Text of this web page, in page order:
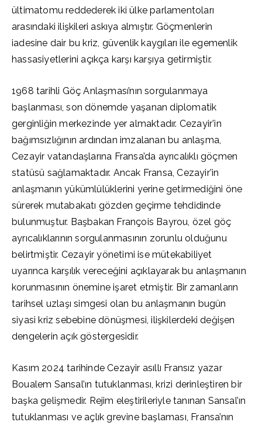
ültimatomu reddederek iki ülke parlamentoları
arasındaki ilişkileri askıya almıştır. Göçmenlerin
iadesine dair bu kriz, güvenlik kaygıları ile egemenlik
hassasiyetlerini açıkça karşı karşıya getirmiştir.
1968 tarihli Göç Anlaşması’nın sorgulanmaya
başlanması, son dönemde yaşanan diplomatik
gerginliğin merkezinde yer almaktadır. Cezayir’in
bağımsızlığının ardından imzalanan bu anlaşma,
Cezayir vatandaşlarına Fransa’da ayrıcalıklı göçmen
statüsü sağlamaktadır. Ancak Fransa, Cezayir’in
anlaşmanın yükümlülüklerini yerine getirmediğini öne
sürerek mutabakatı gözden geçirme tehdidinde
bulunmuştur. Başbakan François Bayrou, özel göç
ayrıcalıklarının sorgulanmasının zorunlu olduğunu
belirtmiştir. Cezayir yönetimi ise mütekabiliyet
uyarınca karşılık vereceğini açıklayarak bu anlaşmanın
korunmasının önemine işaret etmiştir. Bir zamanların
tarihsel uzlaşı simgesi olan bu anlaşmanın bugün
siyasi kriz sebebine dönüşmesi, ilişkilerdeki değişen
dengelerin açık göstergesidir.
Kasım 2024 tarihinde Cezayir asıllı Fransız yazar
Boualem Sansal’ın tutuklanması, krizi derinleştiren bir
başka gelişmedir. Rejim eleştirileriyle tanınan Sansal’ın
tutuklanması ve açlık grevine başlaması, Fransa’nın